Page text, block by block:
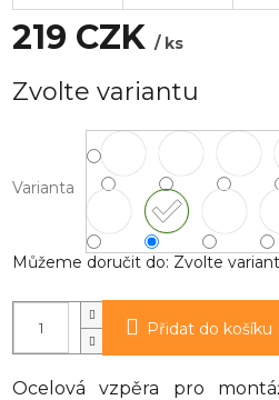
219 CZK/ ks
cena:
Zvolte variantu
Varianta
Můžeme doručit do: Zvolte
Přidat do košíku
Ocelová vzpěra pro